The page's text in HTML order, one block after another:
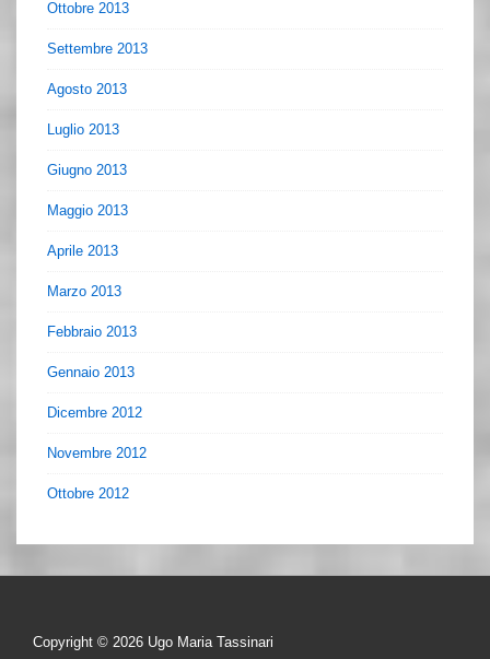
Ottobre 2013
Settembre 2013
Agosto 2013
Luglio 2013
Giugno 2013
Maggio 2013
Aprile 2013
Marzo 2013
Febbraio 2013
Gennaio 2013
Dicembre 2012
Novembre 2012
Ottobre 2012
Copyright © 2026 Ugo Maria Tassinari